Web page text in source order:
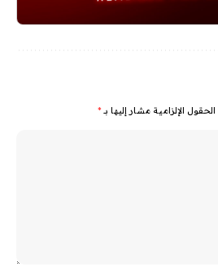
الحقول الإلزامية مشار إليها بـ *